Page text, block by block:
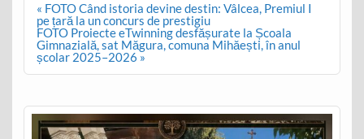
Post
navigation
« FOTO Când istoria devine destin: Vâlcea, Premiul I
pe țară la un concurs de prestigiu
FOTO Proiecte eTwinning desfășurate la Școala
Gimnazială, sat Măgura, comuna Mihăești, în anul
școlar 2025–2026 »